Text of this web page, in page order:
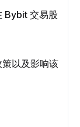
Bybit 交易股
以及影响该